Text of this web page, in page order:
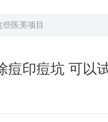
医美项目
痘印痘坑 可以